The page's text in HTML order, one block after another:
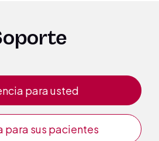
para usted
para sus pacientes